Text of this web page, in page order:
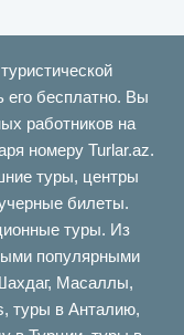
его бесплатно. Вы
работников на
номеру Turlar.az.
туры, центры
билеты.
туры. Из
популярными
Масаллы,
туры в Анталию,